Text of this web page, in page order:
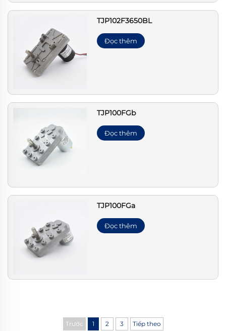
TJP102F3650BL
Đọc thêm
TJP100FGb
Đọc thêm
TJP100FGa
Đọc thêm
Trước 1 2 3 Tiếp theo